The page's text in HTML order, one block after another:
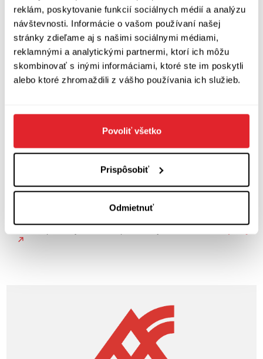
reklám, poskytovanie funkcií sociálnych médií a analýzu
návštevnosti. Informácie o vašom používaní našej
stránky zdieľame aj s našimi sociálnymi médiami,
reklamnými a analytickými partnermi, ktorí ich môžu
skombinovať s inými informáciami, ktoré ste im poskytli
alebo ktoré zhromaždili z vášho používania ich služieb.
Povoliť všetko
Prispôsobiť
Odmietnuť